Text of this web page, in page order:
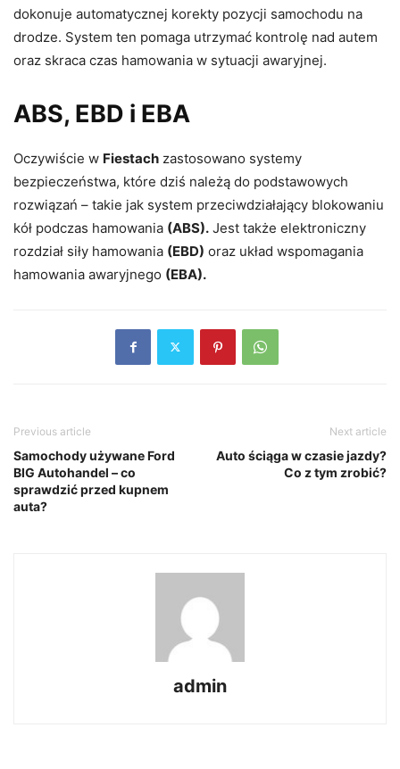
dokonuje automatycznej korekty pozycji samochodu na
drodze. System ten pomaga utrzymać kontrolę nad autem
oraz skraca czas hamowania w sytuacji awaryjnej.
ABS, EBD i EBA
Oczywiście w Fiestach zastosowano systemy
bezpieczeństwa, które dziś należą do podstawowych
rozwiązań – takie jak system przeciwdziałający blokowaniu
kół podczas hamowania (ABS). Jest także elektroniczny
rozdział siły hamowania (EBD) oraz układ wspomagania
hamowania awaryjnego (EBA).
Previous article
Samochody używane Ford
BIG Autohandel – co
sprawdzić przed kupnem
auta?
Next article
Auto ściąga w czasie jazdy?
Co z tym zrobić?
admin